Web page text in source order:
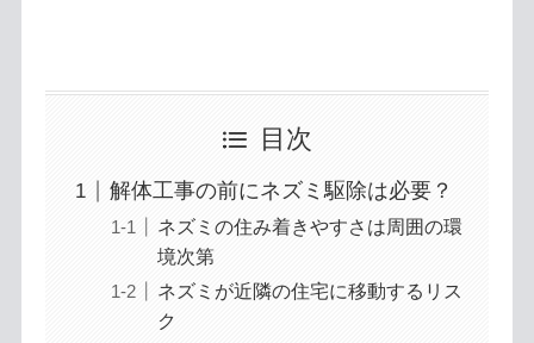
目次
解体工事の前にネズミ駆除は必要？
ネズミの住み着きやすさは周囲の環
境次第
ネズミが近隣の住宅に移動するリス
ク